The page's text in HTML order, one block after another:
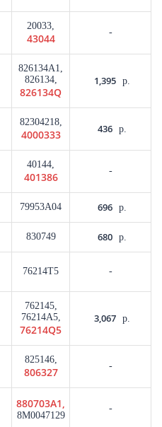
20033,
43044 -
826134A1,
826134,
826134Q
1,395 р.
82304218,
4000333 436 р.
40144,
401386 -
79953A04 696 р.
830749 680 р.
76214T5 -
762145,
76214A5,
76214Q5
3,067 р.
825146,
806327 -
880703A1,
8M0047129
-